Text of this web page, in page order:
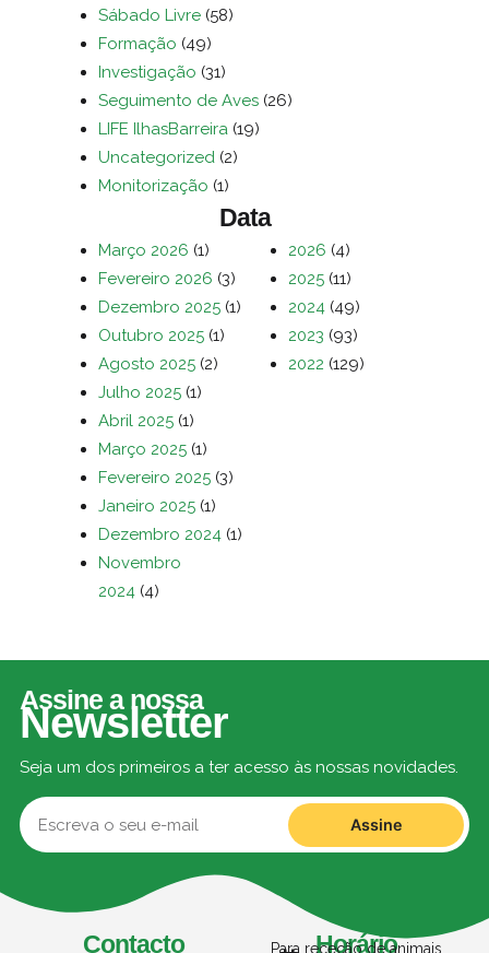
Sábado Livre (58)
Formação (49)
Investigação (31)
Seguimento de Aves (26)
LIFE IlhasBarreira (19)
Uncategorized (2)
Monitorização (1)
Data
Março 2026 (1)
Fevereiro 2026 (3)
Dezembro 2025 (1)
Outubro 2025 (1)
Agosto 2025 (2)
Julho 2025 (1)
Abril 2025 (1)
Março 2025 (1)
Fevereiro 2025 (3)
Janeiro 2025 (1)
Dezembro 2024 (1)
Novembro
2024 (4)
2026 (4)
2025 (11)
2024 (49)
2023 (93)
2022 (129)
Assine a nossa
Newsletter
Seja um dos primeiros a ter acesso às nossas novidades.
Assine
Contacto Horário
Para receção de animais